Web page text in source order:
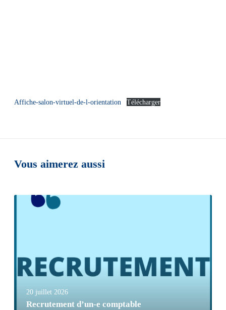
Affiche-salon-virtuel-de-l-orientation Télécharger
Vous aimerez aussi
20 juillet 2026
Recrutement d’un-e comptable